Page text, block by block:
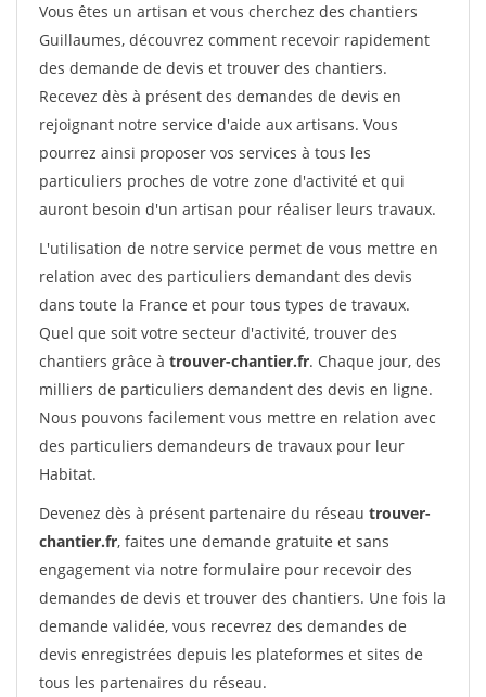
Vous êtes un artisan et vous cherchez des chantiers
Guillaumes, découvrez comment recevoir rapidement
des demande de devis et trouver des chantiers.
Recevez dès à présent des demandes de devis en
rejoignant notre service d'aide aux artisans. Vous
pourrez ainsi proposer vos services à tous les
particuliers proches de votre zone d'activité et qui
auront besoin d'un artisan pour réaliser leurs travaux.
L'utilisation de notre service permet de vous mettre en
relation avec des particuliers demandant des devis
dans toute la France et pour tous types de travaux.
Quel que soit votre secteur d'activité, trouver des
chantiers grâce à trouver-chantier.fr. Chaque jour, des
milliers de particuliers demandent des devis en ligne.
Nous pouvons facilement vous mettre en relation avec
des particuliers demandeurs de travaux pour leur
Habitat.
Devenez dès à présent partenaire du réseau trouver-
chantier.fr, faites une demande gratuite et sans
engagement via notre formulaire pour recevoir des
demandes de devis et trouver des chantiers. Une fois la
demande validée, vous recevrez des demandes de
devis enregistrées depuis les plateformes et sites de
tous les partenaires du réseau.